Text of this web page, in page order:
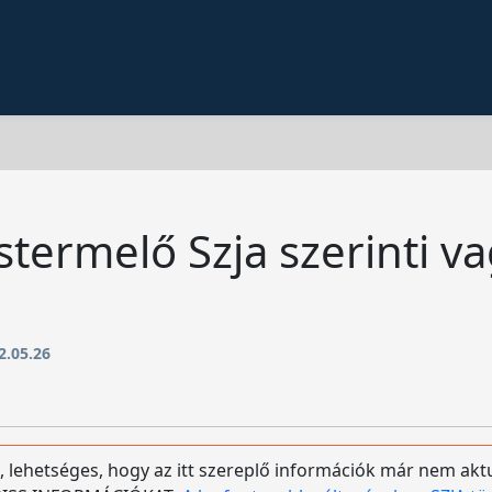
Szja szerinti
lehetséges, hogy az itt szereplő információk már nem